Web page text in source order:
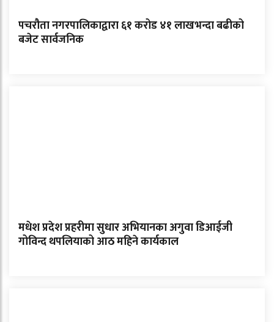
पचरौता नगरपालिकाद्वारा ६१ करोड ४१ लाखभन्दा बढीको
बजेट सार्वजनिक
मधेश प्रदेश प्रहरीमा सुधार अभियानका अगुवा डिआईजी
गोविन्द थपलियाको आठ महिने कार्यकाल